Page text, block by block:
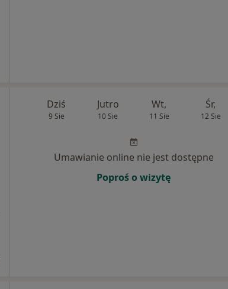
Dziś
9 Sie
Jutro
10 Sie
Wt,
11 Sie
Śr,
12 Sie
Umawianie online nie jest dostępne
Poproś o wizytę